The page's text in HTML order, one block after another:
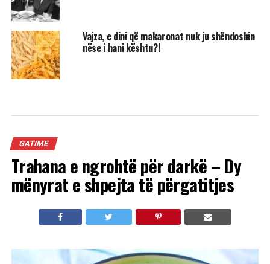
Vajza, e dini që makaronat nuk ju shëndoshin
nëse i hani kështu?!
GATIME
Trahana e ngrohtë për darkë – Dy
mënyrat e shpejta të përgatitjes